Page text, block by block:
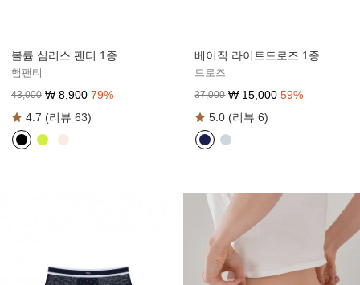
볼륨 심리스 팬티 1종
햄팬티
43,000 ₩ 8,900 79%
4.7 (리뷰 63)
베이직 라이트드로즈 1종
드로즈
37,000 ₩ 15,000 59%
5.0 (리뷰 6)